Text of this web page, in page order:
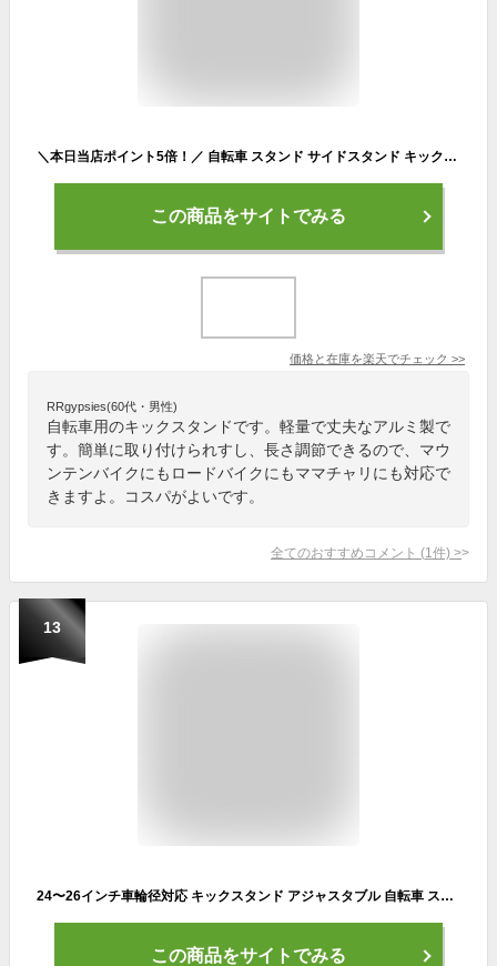
＼本日当店ポイント5倍！／ 自転車 スタンド サイドスタンド キックスタンド 軽量アルミ 伸縮自在 簡単取付 マウンテンバイク ロードバイク ママチャリ MTB 30日保証
この商品をサイトでみる
価格と在庫を楽天でチェック >>
RRgypsies(60代・男性)
自転車用のキックスタンドです。軽量で丈夫なアルミ製で
す。簡単に取り付けられすし、長さ調節できるので、マウ
ンテンバイクにもロードバイクにもママチャリにも対応で
きますよ。コスパがよいです。
全てのおすすめコメント (1 件) >
13
24〜26インチ車輪径対応 キックスタンド アジャスタブル 自転車 スタンド 長さ調節可能 片足 自転車用 ロードバイク マウンテンバイク サイドスタンド
この商品をサイトでみる